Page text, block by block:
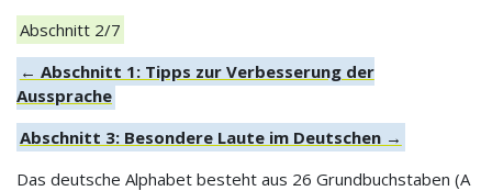
Abschnitt 2/7
← Abschnitt 1: Tipps zur Verbesserung der
Aussprache
Abschnitt 3: Besondere Laute im Deutschen →
Das deutsche Alphabet besteht aus 26 Grundbuchstaben (A